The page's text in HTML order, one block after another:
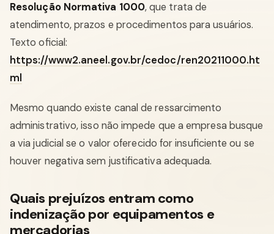
Resolução Normativa 1000, que trata de
atendimento, prazos e procedimentos para usuários.
Texto oficial:
https://www2.aneel.gov.br/cedoc/ren20211000.ht
ml
Mesmo quando existe canal de ressarcimento
administrativo, isso não impede que a empresa busque
a via judicial se o valor oferecido for insuficiente ou se
houver negativa sem justificativa adequada.
Quais prejuízos entram como
indenização por equipamentos e
mercadorias